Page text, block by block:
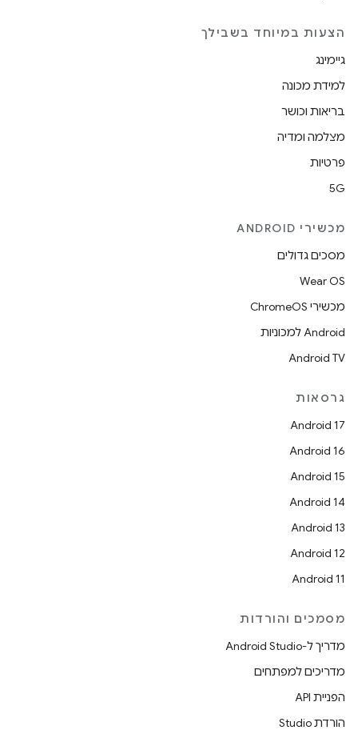
הצעות במיוחד בשבילך
גיימינג
למידת מכונה
בריאות וכושר
מצלמה ומדיה
פרטיות
5G
מכשירי ANDROID
מסכים גדולים
Wear OS
מכשירי ChromeOS
Android למכוניות
Android TV
גרסאות
Android 17
Android 16
Android 15
Android 14
Android 13
Android 12
Android 11
מסמכים והורדות
מדריך ל-Android Studio
מדריכים למפתחים
הפניית API
הורדת Studio